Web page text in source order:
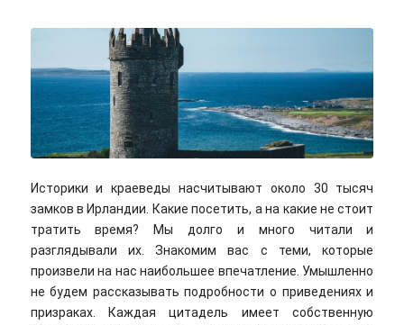
Историки и краеведы насчитывают около 30 тысяч
замков в Ирландии. Какие посетить, а на какие не стоит
тратить время? Мы долго и много читали и
разглядывали их. Знакомим вас с теми, которые
произвели на нас наибольшее впечатление. Умышленно
не будем рассказывать подробности о приведениях и
призраках. Каждая цитадель имеет собственную